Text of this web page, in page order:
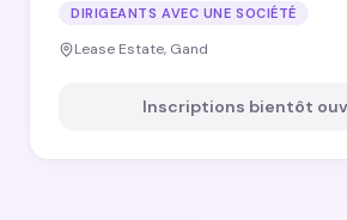
DIRIGEANTS AVEC UNE SOCIÉTÉ
Lease Estate, Gand
Inscriptions bientôt